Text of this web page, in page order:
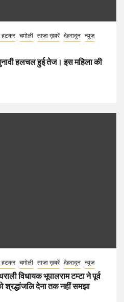
हटकर चमोली ताज़ा ख़बरें देहरादून न्यूज़
हलचल हुई तेज। इस महिला की
हटकर चमोली ताज़ा ख़बरें देहरादून न्यूज़
विधायक भूपालराम टम्टा ने पूर्व
श्रद्धांजलि देना तक नहीं समझा